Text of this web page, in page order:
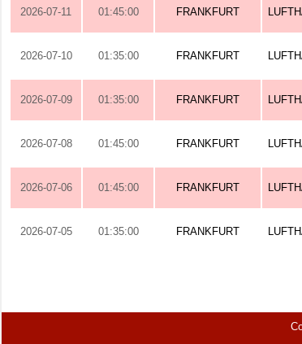
2026-07-11 01:45:00 FRANKFURT
2026-07-10 01:35:00 FRANKFURT
2026-07-09 01:35:00 FRANKFURT
2026-07-08 01:45:00 FRANKFURT
2026-07-06 01:45:00 FRANKFURT
2026-07-05 01:35:00 FRANKFURT